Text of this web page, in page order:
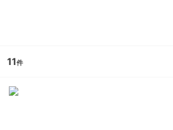
11